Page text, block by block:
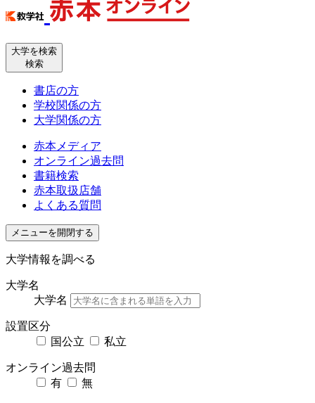
大学を検索
検索
書店の方
学校関係の方
大学関係の方
赤本メディア
オンライン過去問
書籍検索
赤本取扱店舗
よくある質問
メニューを開閉する
大学情報を調べる
大学名
大学名
設置区分
国公立
私立
オンライン過去問
有
無